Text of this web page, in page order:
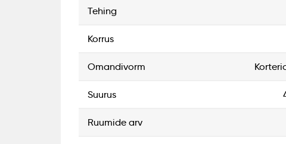
tehing
korrus
omandivorm
suurus
ruumide arv